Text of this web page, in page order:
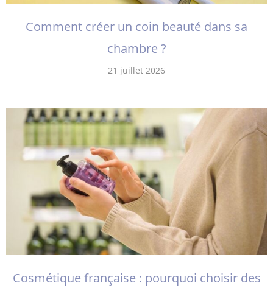
Comment créer un coin beauté dans sa
chambre ?
21 juillet 2026
Cosmétique française : pourquoi choisir des